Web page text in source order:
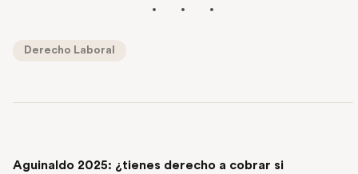
Derecho Laboral
Aguinaldo 2025: ¿tienes derecho a cobrar si